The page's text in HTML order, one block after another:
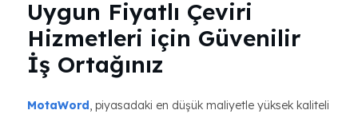
Uygun Fiyatlı Çeviri
Hizmetleri için Güvenilir
İş Ortağınız
MotaWord, piyasadaki en düşük maliyetle yüksek kaliteli